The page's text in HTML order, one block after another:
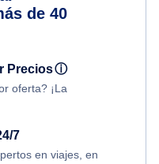
de 40
Preciosⓘ
oferta? ¡La
7
en viajes, en